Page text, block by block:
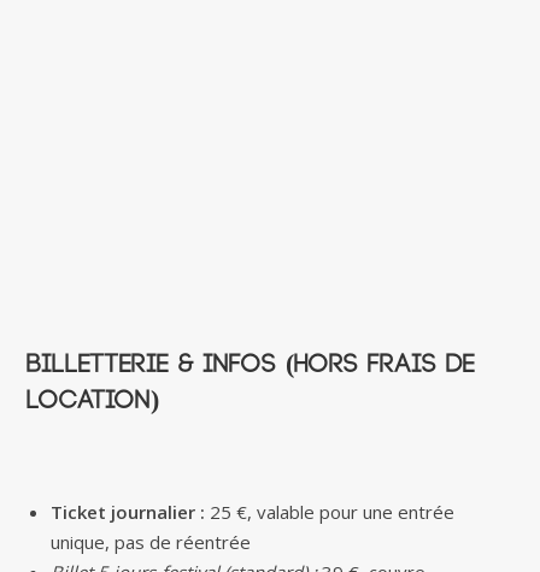
Billetterie & infos (hors frais de
location)
Ticket journalier : 25 €, valable pour une entrée
unique, pas de réentrée